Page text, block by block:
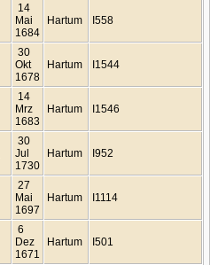
14
Mai
1684
Hartum I558
30
Okt
1678
Hartum I1544
14
Mrz
1683
Hartum I1546
30
Jul
1730
Hartum I952
27
Mai
1697
Hartum I1114
6
Dez
1671
Hartum I501